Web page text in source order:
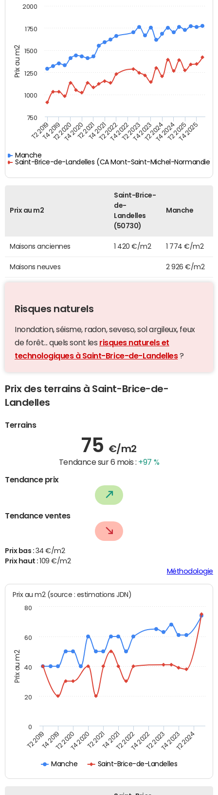
Prix au m2
Manche
Saint-Brice-de-Landelles (CA Mont-Saint-Michel-Normandie)
T2 2019T4 2019T2 2020T4 2020T2 2021T4 2021T2 2022T4 2022T2 2023T4 2023T2 2024T4 2024T2 2025T4 2025
750
1000
1250
1500
1750
2000
Prix au m2
Saint-Brice-
de-
Landelles
(50730)
Manche
Maisons anciennes 1 420 €/m2 1 774 €/m2
Maisons neuves 2 926 €/m2
Risques naturels
Inondation, séisme, radon, seveso, sol argileux, feux
de forêt... quels sont les risques naturels et
technologiques à Saint-Brice-de-Landelles?
Prix des terrains à Saint-Brice-de-
Landelles
Terrains
75 €/m2
Tendance sur 6 mois : +97 %
Tendance prix
Tendance ventes
Prix bas : 34 €/m2
Prix haut : 109 €/m2
Méthodologie
Prix au m2
Prix au m2 (source : estimations JDN)
Manche Saint-Brice-de-Landelles
T2 2019T4 2019T2 2020T4 2020T2 2021T4 2021T2 2022T4 2022T2 2023T4 2023T2 2024
0
20
40
60
80